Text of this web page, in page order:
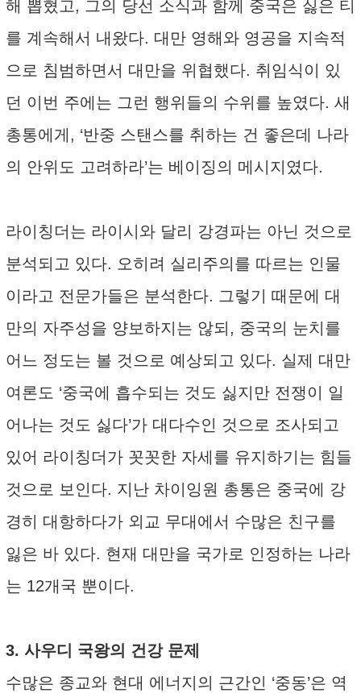
해 뽑혔고, 그의 당선 소식과 함께 중국은 싫은 티
를 계속해서 내왔다. 대만 영해와 영공을 지속적
으로 침범하면서 대만을 위협했다. 취임식이 있
던 이번 주에는 그런 행위들의 수위를 높였다. 새
총통에게, ‘반중 스탠스를 취하는 건 좋은데 나라
의 안위도 고려하라’는 베이징의 메시지였다.
라이칭더는 라이시와 달리 강경파는 아닌 것으로
분석되고 있다. 오히려 실리주의를 따르는 인물
이라고 전문가들은 분석한다. 그렇기 때문에 대
만의 자주성을 양보하지는 않되, 중국의 눈치를
어느 정도는 볼 것으로 예상되고 있다. 실제 대만
여론도 ‘중국에 흡수되는 것도 싫지만 전쟁이 일
어나는 것도 싫다’가 대다수인 것으로 조사되고
있어 라이칭더가 꼿꼿한 자세를 유지하기는 힘들
것으로 보인다. 지난 차이잉원 총통은 중국에 강
경히 대항하다가 외교 무대에서 수많은 친구를
잃은 바 있다. 현재 대만을 국가로 인정하는 나라
는 12개국 뿐이다.
3. 사우디 국왕의 건강 문제
수많은 종교와 현대 에너지의 근간인 ‘중동’은 역